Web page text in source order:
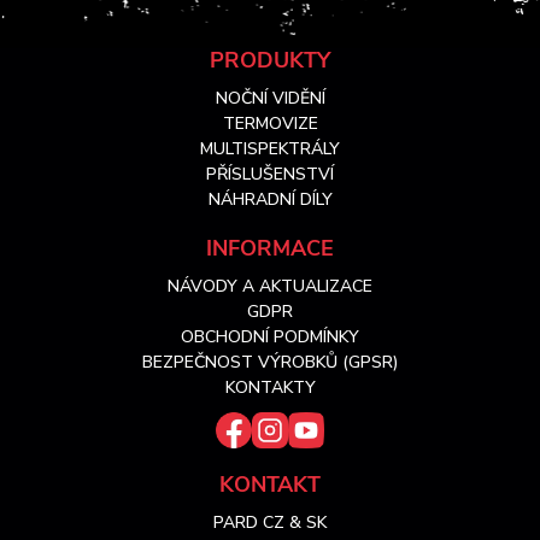
PRODUKTY
NOČNÍ VIDĚNÍ
TERMOVIZE
MULTISPEKTRÁLY
PŘÍSLUŠENSTVÍ
NÁHRADNÍ DÍLY
INFORMACE
NÁVODY A AKTUALIZACE
GDPR
OBCHODNÍ PODMÍNKY
BEZPEČNOST VÝROBKŮ (GPSR)
KONTAKTY
KONTAKT
PARD CZ & SK